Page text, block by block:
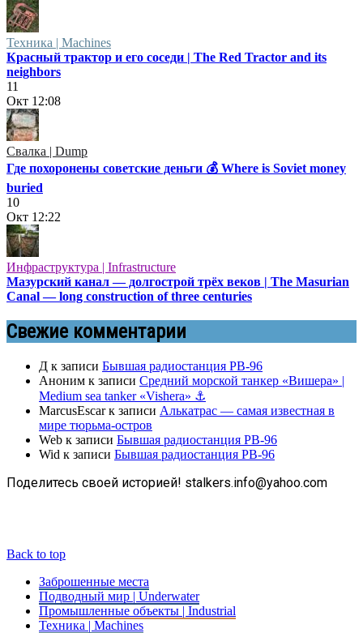
Техника | Machines
Красный трактор и его соседи | The Red Tractor and its
neighbors
11
Окт 12:08
Свалка | Dump
Где похоронены советские деньги 💰 Where is Soviet money
buried
10
Окт 12:22
Инфраструктура | Infrastructure
Мазурский канал — долгострой трёх веков | The Masurian
Canal — long construction of three centuries
Свежие комментарии
Д к записи Бывшая радиостанция РВ-96
Аноним к записи Средний морской танкер «Вишера» |
Medium sea tanker «Vishera» ⚓
MarcusEscarк записи Алькатрас — самая известная в
мире тюрьма-остров
Web к записи Бывшая радиостанция РВ-96
Wid к записи Бывшая радиостанция РВ-96
Поделитесь своей историей! stalkers.info@yahoo.com
Back to top
Заброшенные места
Подводный мир | Underwater
Промышленные объекты | Industrial
Техника | Machines